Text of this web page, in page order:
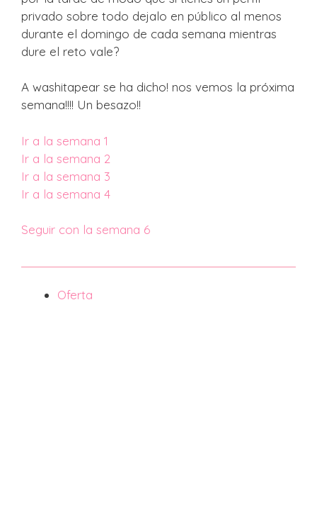
privado sobre todo dejalo en público al menos
durante el domingo de cada semana mientras
dure el reto vale?
A washitapear se ha dicho! nos vemos la próxima
semana!!!! Un besazo!!
Ir a la semana 1
Ir a la semana 2
Ir a la semana 3
Ir a la semana 4
Seguir con la semana 6
Oferta